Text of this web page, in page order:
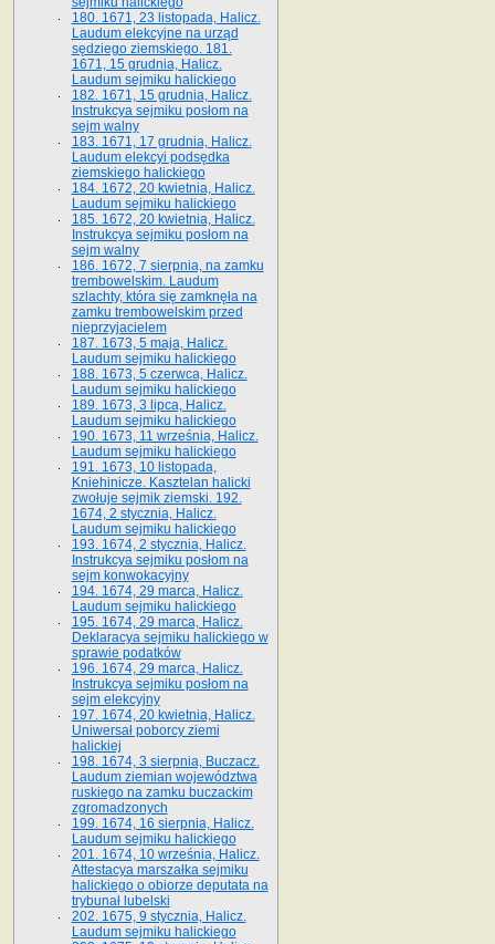
180. 1671, 23 listopada, Halicz.
Laudum elekcyjne na urząd
sędziego ziemskiego. 181.
1671, 15 grudnia, Halicz.
Laudum sejmiku halickiego
182. 1671, 15 grudnia, Halicz.
Instrukcya sejmiku posłom na
sejm walny
183. 1671, 17 grudnia, Halicz.
Laudum elekcyi podsędka
ziemskiego halickiego
184. 1672, 20 kwietnia, Halicz.
Laudum sejmiku halickiego
185. 1672, 20 kwietnia, Halicz.
Instrukcya sejmiku posłom na
sejm walny
186. 1672, 7 sierpnia, na zamku
trembowelskim. Laudum
szlachty, która się zamknęła na
zamku trembowelskim przed
nieprzyjacielem
187. 1673, 5 maja, Halicz.
Laudum sejmiku halickiego
188. 1673, 5 czerwca, Halicz.
Laudum sejmiku halickiego
189. 1673, 3 lipca, Halicz.
Laudum sejmiku halickiego
190. 1673, 11 września, Halicz.
Laudum sejmiku halickiego
191. 1673, 10 listopada,
Kniehinicze. Kasztelan halicki
zwołuje sejmik ziemski. 192.
1674, 2 stycznia, Halicz.
Laudum sejmiku halickiego
193. 1674, 2 stycznia, Halicz.
Instrukcya sejmiku posłom na
sejm konwokacyjny
194. 1674, 29 marca, Halicz.
Laudum sejmiku halickiego
195. 1674, 29 marca, Halicz.
Deklaracya sejmiku halickiego w
sprawie podatków
196. 1674, 29 marca, Halicz.
Instrukcya sejmiku posłom na
sejm elekcyjny
197. 1674, 20 kwietnia, Halicz.
Uniwersał poborcy ziemi
halickiej
198. 1674, 3 sierpnia, Buczacz.
Laudum ziemian województwa
ruskiego na zamku buczackim
zgromadzonych
199. 1674, 16 sierpnia, Halicz.
Laudum sejmiku halickiego
201. 1674, 10 września, Halicz.
Attestacya marszałka sejmiku
halickiego o obiorze deputata na
trybunał lubelski
202. 1675, 9 stycznia, Halicz.
Laudum sejmiku halickiego